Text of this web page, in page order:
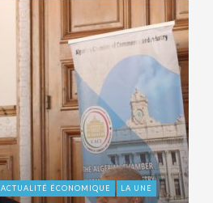
ACTUALITÉ ÉCONOMIQUE LA UNE